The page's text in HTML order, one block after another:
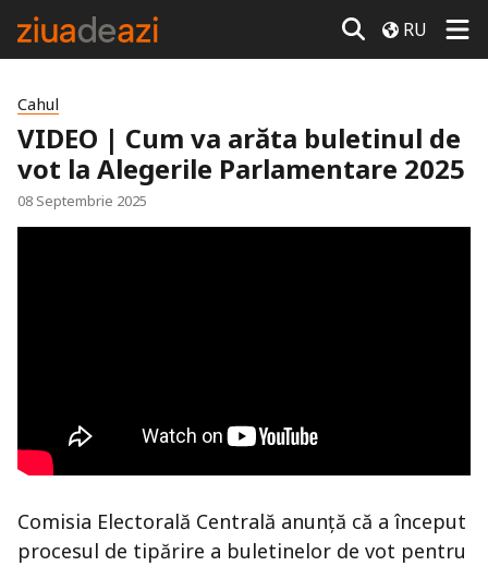
RU
Cahul
VIDEO | Cum va arăta buletinul de
vot la Alegerile Parlamentare 2025
08 Septembrie 2025
Comisia Electorală Centrală anunță că a început
procesul de tipărire a buletinelor de vot pentru